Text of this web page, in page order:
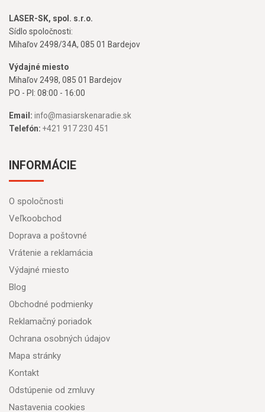
LASER-SK, spol. s.r.o.
Sídlo spoločnosti:
Mihaľov 2498/34A, 085 01 Bardejov
Výdajné miesto
Mihaľov 2498, 085 01 Bardejov
PO - PI: 08:00 - 16:00
Email: info@masiarskenaradie.sk
Telefón: +421 917 230 451
INFORMÁCIE
O spoločnosti
Veľkoobchod
Doprava a poštovné
Vrátenie a reklamácia
Výdajné miesto
Blog
Obchodné podmienky
Reklamačný poriadok
Ochrana osobných údajov
Mapa stránky
Kontakt
Odstúpenie od zmluvy
Nastavenia cookies